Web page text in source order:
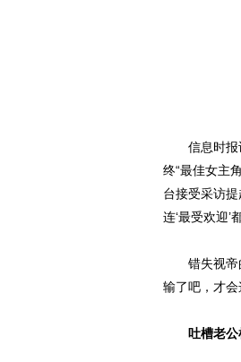
信息时报讯
终“最佳女主
台接受采访提
连‘最受欢迎’
错失视帝的
输了吧，才会
吐槽老公